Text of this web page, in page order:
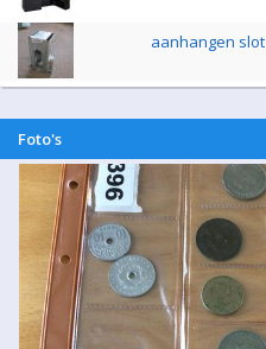
aanhangen slot
Foto's